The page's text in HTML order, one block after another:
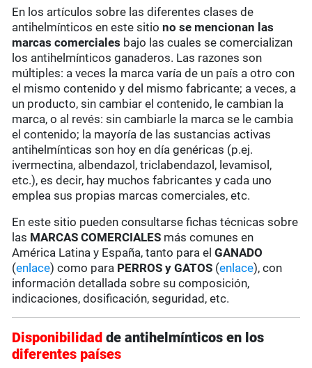
En los artículos sobre las diferentes clases de
antihelmínticos en este sitiono se mencionan las
marcas comerciales bajo las cuales se comercializan
los antihelmínticos ganaderos. Las razones son
múltiples: a veces la marca varía de un país a otro con
el mismo contenido y del mismo fabricante; a veces, a
un producto, sin cambiar el contenido, le cambian la
marca, o al revés: sin cambiarle la marca se le cambia
el contenido; la mayoría de las sustancias activas
antihelmínticas son hoy en día genéricas (p.ej.
ivermectina, albendazol, triclabendazol, levamisol,
etc.), es decir, hay muchos fabricantes y cada uno
emplea sus propias marcas comerciales, etc.
En este sitio pueden consultarse fichas técnicas sobre
las MARCAS COMERCIALES más comunes en
América Latina y España, tanto para elGANADO
(enlace) como para PERROS y GATOS (enlace), con
información detallada sobre su composición,
indicaciones, dosificación, seguridad, etc.
Disponibilidad de antihelmínticos en los
diferentes países